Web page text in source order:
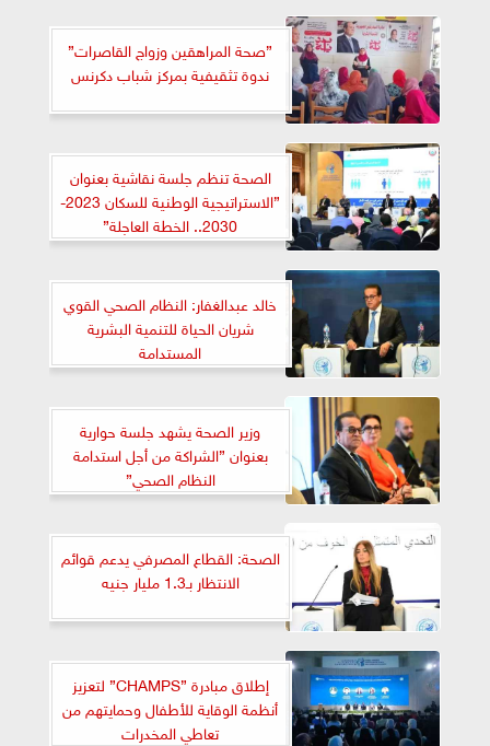
”صحة المراهقين وزواج القاصرات”
ندوة تثقيفية بمركز شباب دكرنس
الصحة تنظم جلسة نقاشية بعنوان
”الاستراتيجية الوطنية للسكان 2023-
2030.. الخطة العاجلة”
خالد عبدالغفار: النظام الصحي القوي
شريان الحياة للتنمية البشرية
المستدامة
وزير الصحة يشهد جلسة حوارية
بعنوان ”الشراكة من أجل استدامة
النظام الصحي”
الصحة: القطاع المصرفي يدعم قوائم
الانتظار بـ1.3 مليار جنيه
إطلاق مبادرة ”CHAMPS” لتعزيز
أنظمة الوقاية للأطفال وحمايتهم من
تعاطي المخدرات